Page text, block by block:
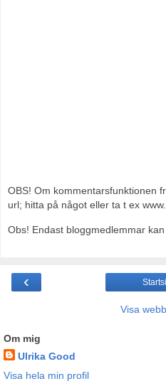
OBS! Om kommentarsfunktionen
url; hitta på något eller ta t ex
Obs! Endast bloggmedlemmar kan
‹
Visa
Om mig
Ulrika Good
Visa hela min profil